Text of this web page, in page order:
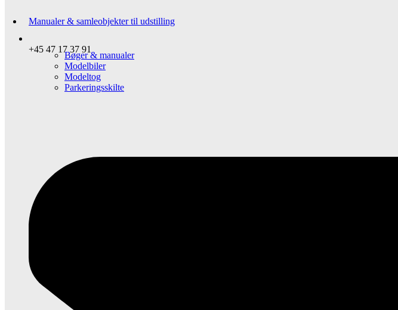
Manualer & samleobjekter til udstilling
Bøger & manualer
Modelbiler
Modeltog
Parkeringsskilte
+45 47 17 37 91